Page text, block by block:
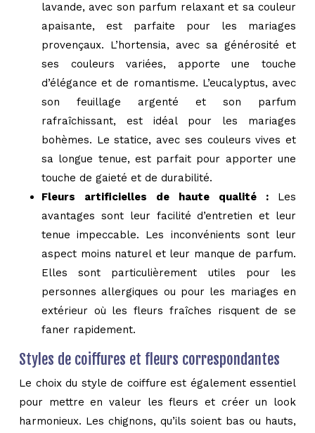
lavande, avec son parfum relaxant et sa couleur
apaisante, est parfaite pour les mariages
provençaux. L’hortensia, avec sa générosité et
ses couleurs variées, apporte une touche
d’élégance et de romantisme. L’eucalyptus, avec
son feuillage argenté et son parfum
rafraîchissant, est idéal pour les mariages
bohèmes. Le statice, avec ses couleurs vives et
sa longue tenue, est parfait pour apporter une
touche de gaieté et de durabilité.
Fleurs artificielles de haute qualité : Les
avantages sont leur facilité d’entretien et leur
tenue impeccable. Les inconvénients sont leur
aspect moins naturel et leur manque de parfum.
Elles sont particulièrement utiles pour les
personnes allergiques ou pour les mariages en
extérieur où les fleurs fraîches risquent de se
faner rapidement.
Styles de coiffures et fleurs correspondantes
Le choix du style de coiffure est également essentiel
pour mettre en valeur les fleurs et créer un look
harmonieux. Les chignons, qu’ils soient bas ou hauts,